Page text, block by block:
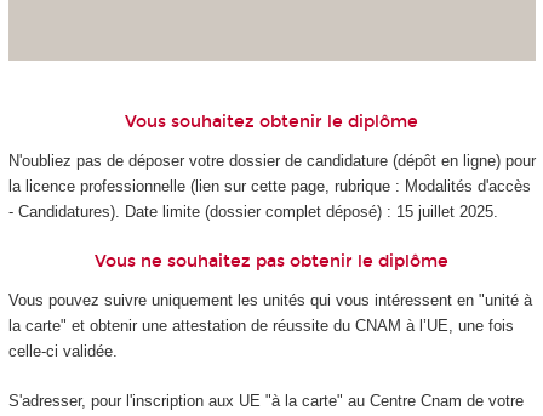
Vous souhaitez obtenir le diplôme
N'oubliez pas de déposer votre dossier de candidature (dépôt en ligne) pour
la licence professionnelle (lien sur cette page, rubrique : Modalités d'accès
- Candidatures). Date limite (dossier complet déposé) : 15 juillet 2025.
Vous ne souhaitez pas obtenir le diplôme
Vous pouvez suivre uniquement les unités qui vous intéressent en "unité à
la carte" et obtenir une attestation de réussite du CNAM à l’UE, une fois
celle-ci validée.
S'adresser, pour l'inscription aux UE "à la carte" au Centre Cnam de votre